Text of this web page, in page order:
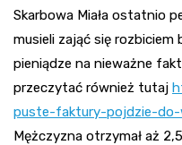
Skarbowa Miała ostatnio
musieli zająć się
pieniądze na nieważne
przeczytać również tutaj
puste-faktury-pojdzie-
Mężczyzna otrzymał aż